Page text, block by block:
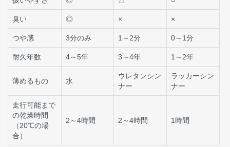
臭い ◎ × ×
つや感 3分のみ 1～2分 0～1分
耐久年数 4～5年 3～4年 1～2年
薄めるもの 水
ウレタンシン
ナー
ラッカーシン
ナー
走行可能まで
の乾燥時間
（20℃の場
合）
2～4時間 2～4時間 1時間